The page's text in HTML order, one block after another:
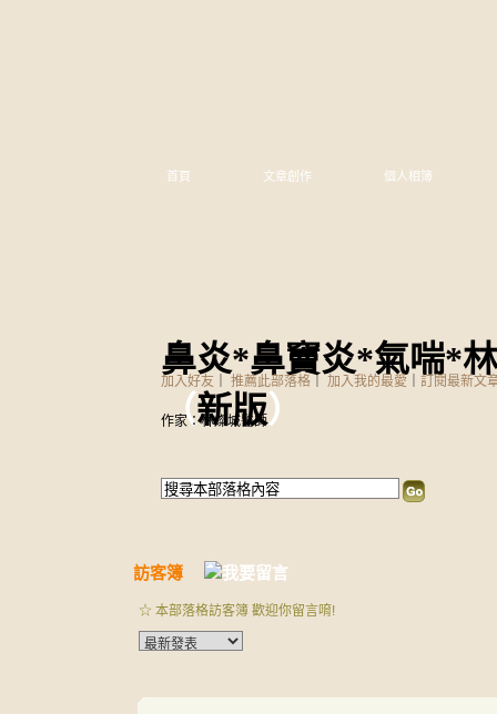
鼻炎*鼻竇炎*氣喘*
（新版）
首頁 文章創作 個人相簿
加入好友 推薦此部落格 加入我的最愛 訂閱最新文
作家：林燦城醫師
訪客簿
☆ 本部落格訪客簿 歡迎你留言唷!